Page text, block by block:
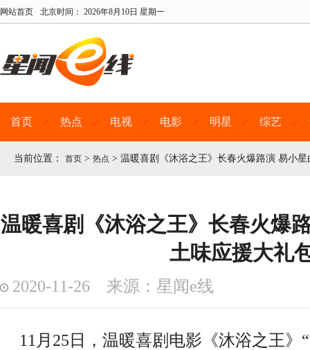
网站首页 北京时间： 2026年8月10日 星期一
首页 热点 电视 电影 明星 综艺
当前位置： 首页 > 热点 > 温暖喜剧《沐浴之王》长春火爆路演 易小
温暖喜剧《沐浴之王》长春火爆
土味应援大礼
2020-11-26 来源：星闻e线
11月25日，温暖喜剧电影《沐浴之王》